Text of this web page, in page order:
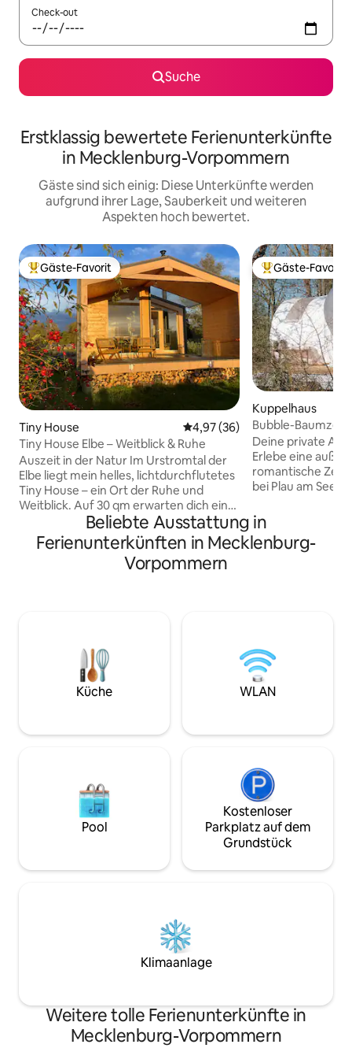
Check-out
Suche
Erstklassig bewertete Ferienunterkünfte
in Mecklenburg-Vorpommern
Gäste sind sich einig: Diese Unterkünfte werden
aufgrund ihrer Lage, Sauberkeit und weiteren
Aspekten hoch bewertet.
Beliebter Gäste-Favorit.
Gäste-Favorit
Tiny House Durchschnittliche Bewertung:
4,97 (36)
Tiny House Elbe – Weitblick & Ruhe
Auszeit in der Natur Im Urstromtal der
Elbe liegt mein helles, lichtdurchflutetes
Tiny House – ein Ort der Ruhe und
Weitblick. Auf 30 qm erwarten dich ein
Schlafzimmer mit Doppelbett, ein
modernes Bad mit Regendusche sowie
ein offener Wohnbereich mit Küche.
Von der Terrasse und durch die
zum Entschleunigen.
Beliebter Gäste-
Gäste-Favorit
Kuppelhaus
Bubble-Baumzelt
Deine private
Erlebe eine
romantische Zeit
bei Plau am See
verschmelzen.
Tent mit
ganz allein Dir.
Vorpommern.
Beliebte Ausstattung in
Ferienunterkünften in Mecklenburg-
Vorpommern
Küche WLAN
Pool
Kostenloser
Parkplatz auf dem
Grundstück
Klimaanlage
Weitere tolle Ferienunterkünfte in
Mecklenburg-Vorpommern